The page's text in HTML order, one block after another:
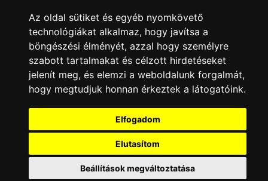
KAPCSOLAT| HIRDETÉS
Minden jog fenntartva © 2002 - 2026 Szeki.hu
Az oldal sütiket és egyéb nyomkövető
technológiákat alkalmaz, hogy javítsa a
böngészési élményét, azzal hogy személyre
szabott tartalmakat és célzott hirdetéseket
jelenít meg, és elemzi a weboldalunk forgalmát,
hogy megtudjuk honnan érkeztek a látogatóink.
Elfogadom
Elutasítom
Beállítások megváltoztatása